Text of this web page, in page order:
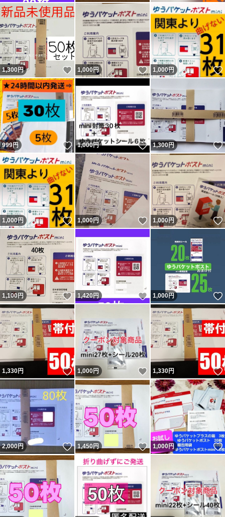
1,300円 いいね！
1,000円 いいね！
1,000円
999円 いいね！
1,000円 いいね！
1,300円
1,000円 いいね！
1,000円 いいね！
1,000円
1,100円 いいね！
1,420 円 いいね！
1,000円
1,330円 いいね！
1,000円 いいね！
1,330円
2,000円 いいね！
1,450円 いいね！
1,000円